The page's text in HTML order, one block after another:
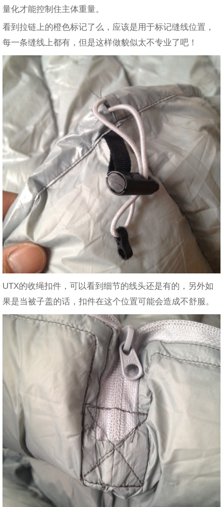
量化才能控制住主体重量。
看到拉链上的橙色标记了么，应该是用于标记缝线位置，
每一条缝线上都有，但是这样做貌似太不专业了吧！
UTX的收绳扣件，可以看到细节的线头还是有的，另外如
果是当被子盖的话，扣件在这个位置可能会造成不舒服。